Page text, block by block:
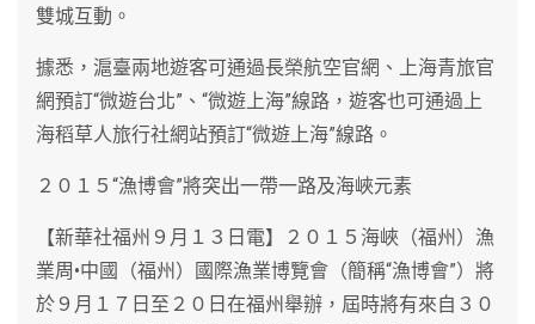
雙城互動。
據悉，滬臺兩地遊客可通過長榮航空官網、上海青旅官
網預訂“微遊台北”、“微遊上海”線路，遊客也可通過上
海稻草人旅行社網站預訂“微遊上海”線路。
２０１５“漁博會”將突出一帶一路及海峽元素
【新華社福州９月１３日電】２０１５海峽（福州）漁
業周•中國（福州）國際漁業博覽會（簡稱“漁博會”）將
於９月１７日至２０日在福州舉辦，屆時將有來自３０